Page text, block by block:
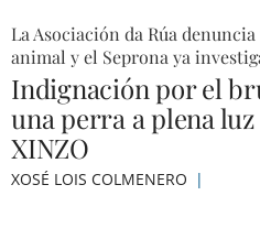
La Asociación da Rúa
animal y el Seprona ya
Indignación por el
una perra a plena
XINZO
XOSÉ LOIS COLMENERO